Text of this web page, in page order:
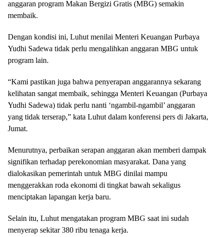
anggaran program Makan Bergizi Gratis (MBG) semakin
membaik.
Dengan kondisi ini, Luhut menilai Menteri Keuangan Purbaya
Yudhi Sadewa tidak perlu mengalihkan anggaran MBG untuk
program lain.
“Kami pastikan juga bahwa penyerapan anggarannya sekarang
kelihatan sangat membaik, sehingga Menteri Keuangan (Purbaya
Yudhi Sadewa) tidak perlu nanti ‘ngambil-ngambil’ anggaran
yang tidak terserap,” kata Luhut dalam konferensi pers di Jakarta,
Jumat.
Menurutnya, perbaikan serapan anggaran akan memberi dampak
signifikan terhadap perekonomian masyarakat. Dana yang
dialokasikan pemerintah untuk MBG dinilai mampu
menggerakkan roda ekonomi di tingkat bawah sekaligus
menciptakan lapangan kerja baru.
Selain itu, Luhut mengatakan program MBG saat ini sudah
menyerap sekitar 380 ribu tenaga kerja.